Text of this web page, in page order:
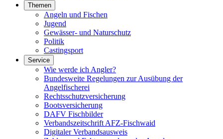
Themen
Angeln und Fischen
Jugend
Gewässer- und Naturschutz
Politik
Castingsport
Service
Wie werde ich Angler?
Bundesweite Regelungen zur Ausübung der
Angelfischerei
Rechtsschutzversicherung
Bootsversicherung
DAFV Fischbilder
Verbandszeitschrift AFZ-Fischwaid
Digitaler Verbandsausweis